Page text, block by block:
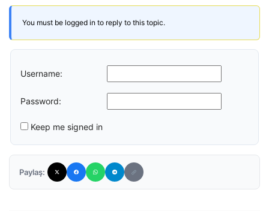
You must be logged in to reply to this topic.
Username:
Password:
Keep me signed in
Paylaş: